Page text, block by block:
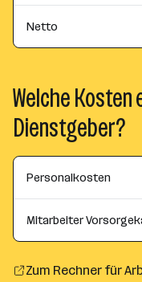
Netto
Welche
Dienstgeber?
Personalkosten
Mitarbeiter
Zum Rechner für